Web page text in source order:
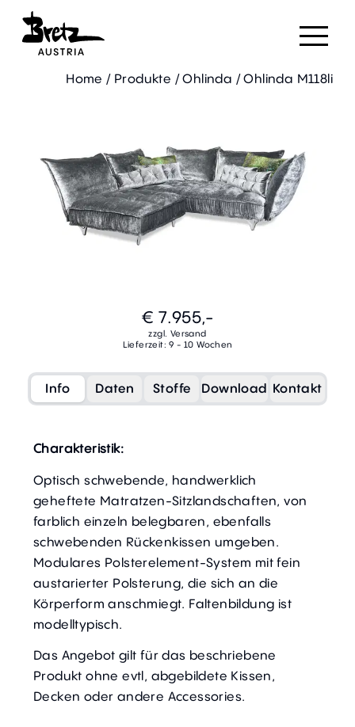
Home / Produkte / Ohlinda /Ohlinda M118li
€ 7.955,-
zzgl. Versand
Lieferzeit: 9 - 10 Wochen
Info Daten Stoffe Download Kontakt
Charakteristik:
Optisch schwebende, handwerklich
geheftete Matratzen-Sitzlandschaften, von
farblich einzeln belegbaren, ebenfalls
schwebenden Rückenkissen umgeben.
Modulares Polsterelement-System mit fein
austarierter Polsterung, die sich an die
Körperform anschmiegt. Faltenbildung ist
modelltypisch.
Das Angebot gilt für das beschriebene
Produkt ohne evtl, abgebildete Kissen,
Decken oder andere Accessories.